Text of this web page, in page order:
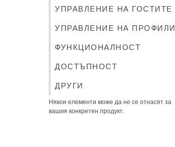
УПРАВЛЕНИЕ НА ГОСТИТЕ
УПРАВЛЕНИЕ НА ПРОФИЛИ
ФУНКЦИОНАЛНОСТ
ДОСТЪПНОСТ
ДРУГИ
Някои елементи може да не се отнасят за
вашия конкретен продукт.